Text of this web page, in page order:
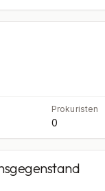
Prokuristen
0